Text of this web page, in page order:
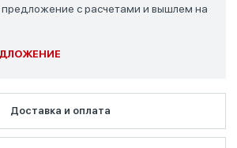
с расчетами и вышлем на
Доставка и оплата